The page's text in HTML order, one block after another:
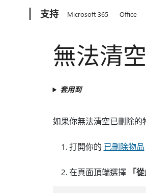
支持 Microsoft 365 Office
無法清
套用到
如果你無法清空已刪除的
打開你的 已刪除物品
在頁面頂端選擇 「